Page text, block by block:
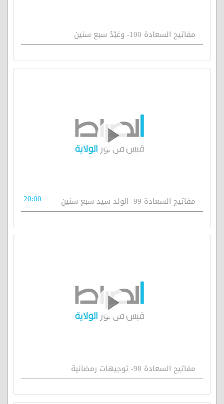
مفاتيح السعادة 100- وعَبْدٌ سبع سنين
مفاتيح السعادة 99- الولد سيد سبع سنين 20:00
مفاتيح السعادة 98- توجيهات رمضانية